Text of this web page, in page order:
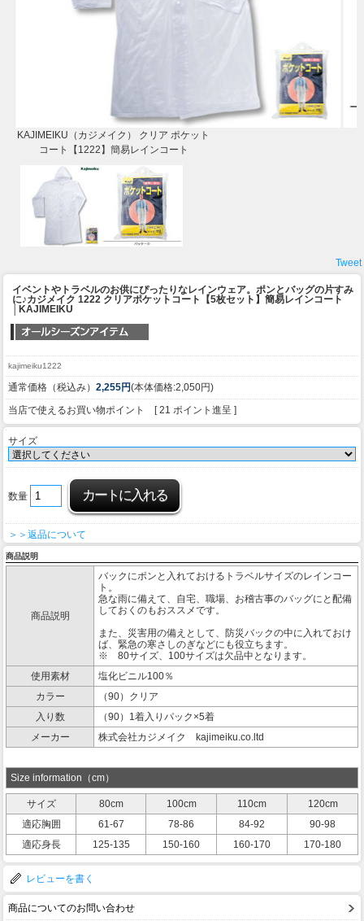
KAJIMEIKU（カジメイク） クリア ポケット
コート【1222】簡易レインコート
Tweet
イベントやトラベルのお供にぴったりなレインウェア。ポンとバッグの片すみ
に♪カジメイク 1222 クリアポケットコート【5枚セット】簡易レインコート
│KAJIMEIKU
kajimeiku1222
通常価格（税込み） 2,255円(本体価格:2,050円)
当店で使えるお買い物ポイント [ 21 ポイント進呈 ]
サイズ
数量
＞＞返品について
商品説明
商品説明
バックにポンと入れておけるトラベルサイズのレインコー
ト。
急な雨に備えて、自宅、職場、お稽古事のバッグにと配備
しておくのもおススメです。
また、災害用の備えとして、防災バックの中に入れておけ
ば、緊急の寒さしのぎなどにも役立ちます。
※ 80サイズ、100サイズは欠品中となります。
使用素材
塩化ビニル100％
カラー
（90）クリア
入り数
（90）1着入りパック×5着
メーカー
株式会社カジメイク kajimeiku.co.ltd
Size information（cm）
サイズ 80cm 100cm 110cm
120cm
適応胸囲
61-67 78-86 84-92
90-98
適応身長
125-135 150-160 160-170 170-180
レビューを書く
商品についてのお問い合わせ